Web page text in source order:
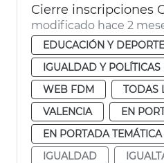
modificado hace 2
EDUCACIÓN Y DEPORTE
IGUALDAD Y POLÍTICAS
WEB FDM
TODAS
VALENCIA
EN
EN PORTADA TEMÁTICA
IGUALDAD